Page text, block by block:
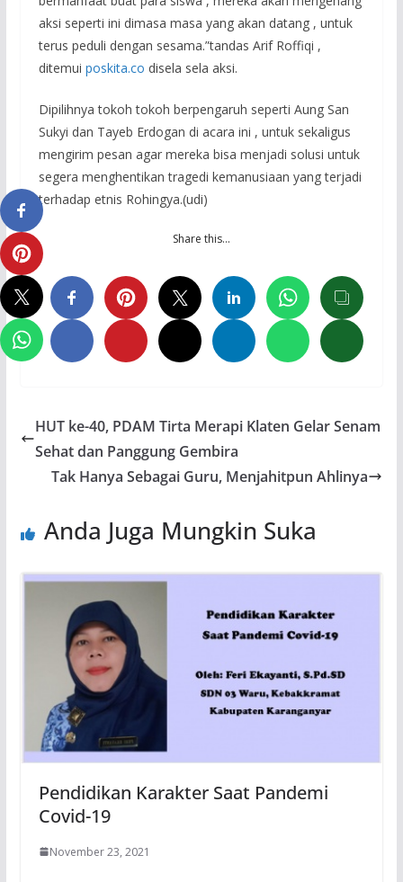
aksi seperti ini dimasa masa yang akan datang , untuk
terus peduli dengan sesama.”tandas Arif Roffiqi ,
ditemui poskita.co disela sela aksi.
Dipilihnya tokoh tokoh berpengaruh seperti Aung San
Sukyi dan Tayeb Erdogan di acara ini , untuk sekaligus
mengirim pesan agar mereka bisa menjadi solusi untuk
segera menghentikan tragedi kemanusiaan yang terjadi
terhadap etnis Rohingya.(udi)
Share this…
HUT ke-40, PDAM Tirta Merapi Klaten Gelar Senam
Sehat dan Panggung Gembira
Tak Hanya Sebagai Guru, Menjahitpun Ahlinya
Anda Juga Mungkin Suka
Pendidikan Karakter Saat Pandemi
Covid-19
November 23, 2021